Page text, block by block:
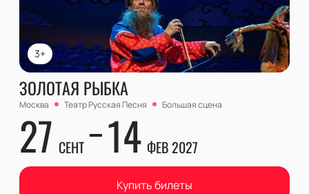
3+
ЗОЛОТАЯ РЫБКА
Москва Театр Русская Песня Большая сцена
27 СЕНТ 14 ФЕВ 2027
Купить билеты